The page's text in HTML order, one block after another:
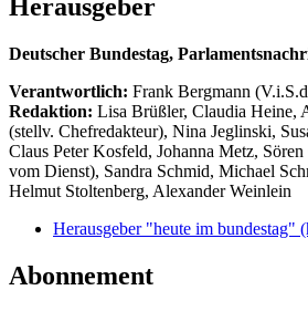
Herausgeber
Deutscher Bundestag,
Verantwortlich: Frank Bergmann
Redaktion: Lisa Brüßler, Claudia Heine,
(stellv. Chefredakteur), Nina Jeglinski,
Claus Peter Kosfeld, Johanna Metz,
vom Dienst), Sandra Schmid, Michael
Helmut Stoltenberg, Alexander Weinlein
Herausgeber "heute im bundestag"
Abonnement